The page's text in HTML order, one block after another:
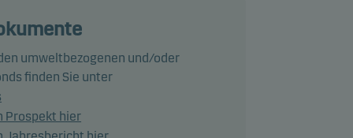
umweltbezogenen und/oder
finden Sie unter
Prospekt hier